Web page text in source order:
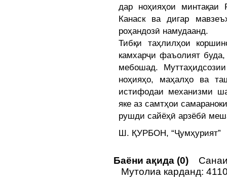
дар ноҳияҳои минтақаи
Канаск ва дигар
роҳандозӣ намудаанд.
Тибқи таҳлилҳои
камхарҷи фаъолият
мебошад.
ноҳияҳо, маҳалҳо ва
истифодаи механизми
яке аз самтҳои
рушди сайёҳӣ арзёбӣ
Ш. ҚУРБОН, “Ҷумҳурият”
Баёни ақида (0)
Мутолиа карданд: